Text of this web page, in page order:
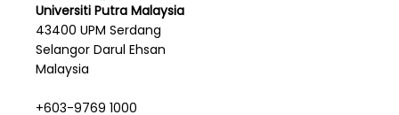
Universiti Putra Malaysia
43400 UPM Serdang
Selangor Darul Ehsan
Malaysia
+603-9769 1000